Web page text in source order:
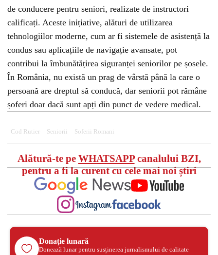
de conducere pentru seniori, realizate de instructori
calificați. Aceste inițiative, alături de utilizarea
tehnologiilor moderne, cum ar fi sistemele de asistență la
condus sau aplicațiile de navigație avansate, pot
contribui la îmbunătățirea siguranței seniorilor pe șosele.
În România, nu există un prag de vârstă până la care o
persoană are dreptul să conducă, dar seniorii pot rămâne
șoferi doar dacă sunt apți din punct de vedere medical.
Cod Rutier Seniorii Soferii Romani
Alătură-te pe WHATSAPPcanalului BZI,
pentru a fi la curent cu cele mai noi știri
Donație lunară
Donează lunar pentru susținerea jurnalismului de calitate